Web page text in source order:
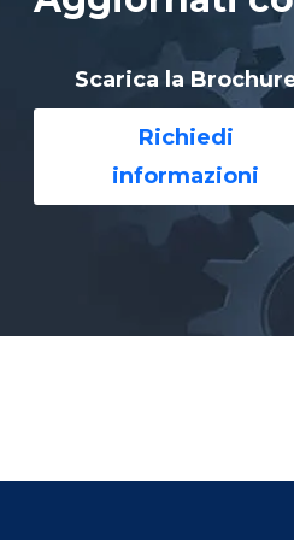
Scarica la
Richiedi
informazioni